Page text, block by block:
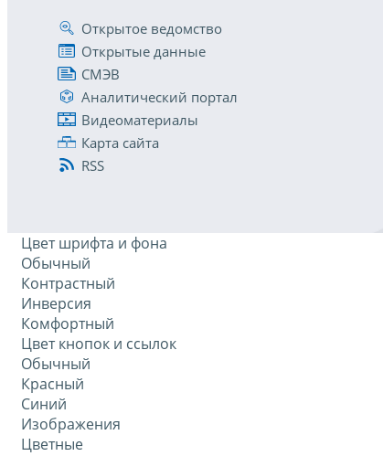
Открытое ведомство
Открытые данные
СМЭВ
Аналитический портал
Видеоматериалы
Карта сайта
RSS
Цвет шрифта и фона
Обычный
Контрастный
Инверсия
Комфортный
Цвет кнопок и ссылок
Обычный
Красный
Синий
Изображения
Цветные